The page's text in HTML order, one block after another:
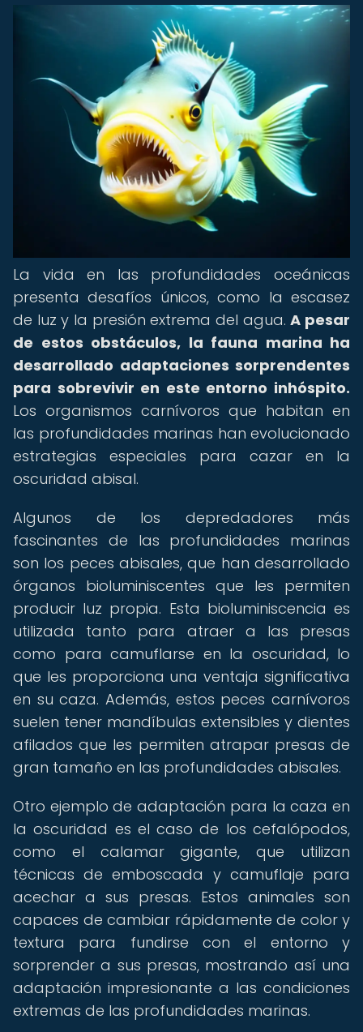
La vida en las profundidades oceánicas
presenta desafíos únicos, como la escasez
de luz y la presión extrema del agua.A pesar
de estos obstáculos, la fauna marina ha
desarrollado adaptaciones sorprendentes
para sobrevivir en este entorno inhóspito.
Los organismos carnívoros que habitan en
las profundidades marinas han evolucionado
estrategias especiales para cazar en la
oscuridad abisal.
Algunos de los depredadores más
fascinantes de las profundidades marinas
son los peces abisales, que han desarrollado
órganos bioluminiscentes que les permiten
producir luz propia. Esta bioluminiscencia es
utilizada tanto para atraer a las presas
como para camuflarse en la oscuridad, lo
que les proporciona una ventaja significativa
en su caza. Además, estos peces carnívoros
suelen tener mandíbulas extensibles y dientes
afilados que les permiten atrapar presas de
gran tamaño en las profundidades abisales.
Otro ejemplo de adaptación para la caza en
la oscuridad es el caso de los cefalópodos,
como el calamar gigante, que utilizan
técnicas de emboscada y camuflaje para
acechar a sus presas. Estos animales son
capaces de cambiar rápidamente de color y
textura para fundirse con el entorno y
sorprender a sus presas, mostrando así una
adaptación impresionante a las condiciones
extremas de las profundidades marinas.